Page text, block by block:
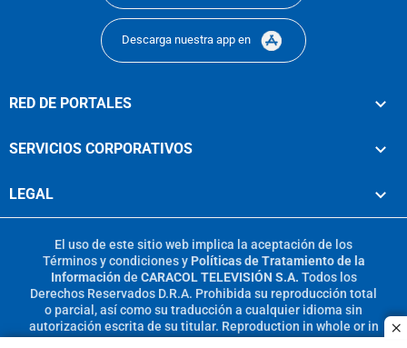
Descarga nuestra app en
RED DE PORTALES
SERVICIOS CORPORATIVOS
LEGAL
El uso de este sitio web implica la aceptación de los
Términos y condicionesy Políticas de Tratamiento de la
Información de CARACOL TELEVISIÓN S.A. Todos los
Derechos Reservados D.R.A. Prohibida su reproducción total
o parcial, así como su traducción a cualquier idioma sin
autorización escrita de su titular. Reproduction in whole or in